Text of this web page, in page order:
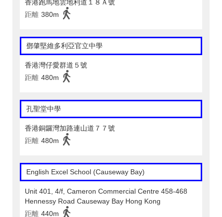
香港跑馬地雲地利道１８Ａ號
距離 380m
鄧肇堅維多利亞官立中學
香港灣仔愛群道５號
距離 480m
孔聖堂中學
香港銅鑼灣加路連山道７７號
距離 480m
English Excel School (Causeway Bay)
Unit 401, 4/f, Cameron Commercial Centre 458-468
Hennessy Road Causeway Bay Hong Kong
距離 440m